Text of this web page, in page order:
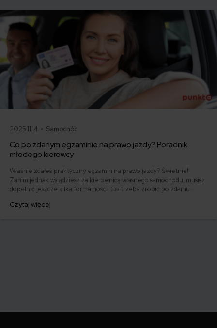
2025.11.14 • Samochód
Co po zdanym egzaminie na prawo jazdy? Poradnik
młodego kierowcy
Właśnie zdałeś praktyczny egzamin na prawo jazdy? Świetnie!
Zanim jednak wsiądziesz za kierownicą własnego samochodu, musisz
dopełnić jeszcze kilka formalności. Co trzeba zrobić po zdaniu
którym szybko załatwisz sprawy urzędowe i będziesz mógł prowadzić
Czytaj więcej